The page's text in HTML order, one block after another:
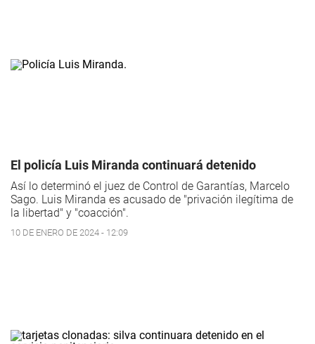
El policía Luis Miranda continuará detenido
Así lo determinó el juez de Control de Garantías, Marcelo
Sago. Luis Miranda es acusado de "privación ilegítima de
la libertad" y "coacción".
10 DE ENERO DE 2024 - 12:09